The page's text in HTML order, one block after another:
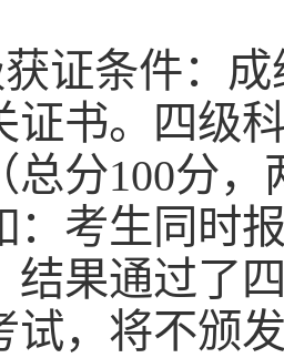
证条件：
证书。四级
总分100分
：考生同时
结果通过了
试，将不颁